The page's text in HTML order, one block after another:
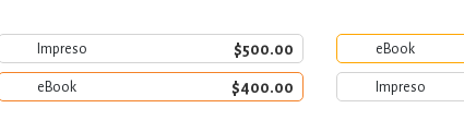
Impreso $500.00
eBook $400.00
eBook
Impreso